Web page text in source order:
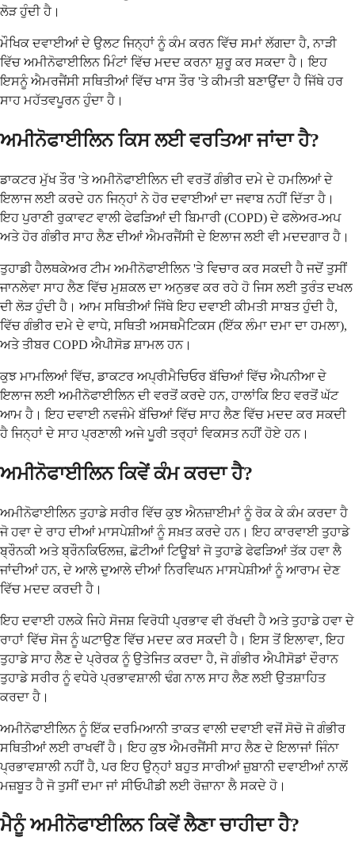
ਲੋੜ ਹੁੰਦੀ ਹੈ।
ਮੌਖਿਕ ਦਵਾਈਆਂ ਦੇ ਉਲਟ ਜਿਨ੍ਹਾਂ ਨੂੰ ਕੰਮ ਕਰਨ ਵਿੱਚ ਸਮਾਂ ਲੱਗਦਾ ਹੈ, ਨਾੜੀ
ਵਿੱਚ ਅਮੀਨੋਫਾਈਲਿਨ ਮਿੰਟਾਂ ਵਿੱਚ ਮਦਦ ਕਰਨਾ ਸ਼ੁਰੂ ਕਰ ਸਕਦਾ ਹੈ। ਇਹ
ਇਸਨੂੰ ਐਮਰਜੈਂਸੀ ਸਥਿਤੀਆਂ ਵਿੱਚ ਖਾਸ ਤੌਰ 'ਤੇ ਕੀਮਤੀ ਬਣਾਉਂਦਾ ਹੈ ਜਿੱਥੇ ਹਰ
ਸਾਹ ਮਹੱਤਵਪੂਰਨ ਹੁੰਦਾ ਹੈ।
ਅਮੀਨੋਫਾਈਲਿਨ ਕਿਸ ਲਈ ਵਰਤਿਆ ਜਾਂਦਾ ਹੈ?
ਡਾਕਟਰ ਮੁੱਖ ਤੌਰ 'ਤੇ ਅਮੀਨੋਫਾਈਲਿਨ ਦੀ ਵਰਤੋਂ ਗੰਭੀਰ ਦਮੇ ਦੇ ਹਮਲਿਆਂ ਦੇ
ਇਲਾਜ ਲਈ ਕਰਦੇ ਹਨ ਜਿਨ੍ਹਾਂ ਨੇ ਹੋਰ ਦਵਾਈਆਂ ਦਾ ਜਵਾਬ ਨਹੀਂ ਦਿੱਤਾ ਹੈ।
ਇਹ ਪੁਰਾਣੀ ਰੁਕਾਵਟ ਵਾਲੀ ਫੇਫੜਿਆਂ ਦੀ ਬਿਮਾਰੀ (COPD) ਦੇ ਫਲੇਅਰ-ਅਪ
ਅਤੇ ਹੋਰ ਗੰਭੀਰ ਸਾਹ ਲੈਣ ਦੀਆਂ ਐਮਰਜੈਂਸੀ ਦੇ ਇਲਾਜ ਲਈ ਵੀ ਮਦਦਗਾਰ ਹੈ।
ਤੁਹਾਡੀ ਹੈਲਥਕੇਅਰ ਟੀਮ ਅਮੀਨੋਫਾਈਲਿਨ 'ਤੇ ਵਿਚਾਰ ਕਰ ਸਕਦੀ ਹੈ ਜਦੋਂ ਤੁਸੀਂ
ਜਾਨਲੇਵਾ ਸਾਹ ਲੈਣ ਵਿੱਚ ਮੁਸ਼ਕਲ ਦਾ ਅਨੁਭਵ ਕਰ ਰਹੇ ਹੋ ਜਿਸ ਲਈ ਤੁਰੰਤ ਦਖਲ
ਦੀ ਲੋੜ ਹੁੰਦੀ ਹੈ। ਆਮ ਸਥਿਤੀਆਂ ਜਿੱਥੇ ਇਹ ਦਵਾਈ ਕੀਮਤੀ ਸਾਬਤ ਹੁੰਦੀ ਹੈ,
ਵਿੱਚ ਗੰਭੀਰ ਦਮੇ ਦੇ ਵਾਧੇ, ਸਥਿਤੀ ਅਸਥਮੈਟਿਕਸ (ਇੱਕ ਲੰਮਾ ਦਮਾ ਦਾ ਹਮਲਾ),
ਅਤੇ ਤੀਬਰ COPD ਐਪੀਸੋਡ ਸ਼ਾਮਲ ਹਨ।
ਕੁਝ ਮਾਮਲਿਆਂ ਵਿੱਚ, ਡਾਕਟਰ ਅਪ੍ਰੀਮੈਚਿਓਰ ਬੱਚਿਆਂ ਵਿੱਚ ਐਪਨੀਆ ਦੇ
ਇਲਾਜ ਲਈ ਅਮੀਨੋਫਾਈਲਿਨ ਦੀ ਵਰਤੋਂ ਕਰਦੇ ਹਨ, ਹਾਲਾਂਕਿ ਇਹ ਵਰਤੋਂ ਘੱਟ
ਆਮ ਹੈ। ਇਹ ਦਵਾਈ ਨਵਜੰਮੇ ਬੱਚਿਆਂ ਵਿੱਚ ਸਾਹ ਲੈਣ ਵਿੱਚ ਮਦਦ ਕਰ ਸਕਦੀ
ਹੈ ਜਿਨ੍ਹਾਂ ਦੇ ਸਾਹ ਪ੍ਰਣਾਲੀ ਅਜੇ ਪੂਰੀ ਤਰ੍ਹਾਂ ਵਿਕਸਤ ਨਹੀਂ ਹੋਏ ਹਨ।
ਅਮੀਨੋਫਾਈਲਿਨ ਕਿਵੇਂ ਕੰਮ ਕਰਦਾ ਹੈ?
ਅਮੀਨੋਫਾਈਲਿਨ ਤੁਹਾਡੇ ਸਰੀਰ ਵਿੱਚ ਕੁਝ ਐਨਜ਼ਾਈਮਾਂ ਨੂੰ ਰੋਕ ਕੇ ਕੰਮ ਕਰਦਾ ਹੈ
ਜੋ ਹਵਾ ਦੇ ਰਾਹ ਦੀਆਂ ਮਾਸਪੇਸ਼ੀਆਂ ਨੂੰ ਸਖ਼ਤ ਕਰਦੇ ਹਨ। ਇਹ ਕਾਰਵਾਈ ਤੁਹਾਡੇ
ਬ੍ਰੌਨਕੀ ਅਤੇ ਬ੍ਰੌਨਕਿਓਲਜ਼, ਛੋਟੀਆਂ ਟਿਊਬਾਂ ਜੋ ਤੁਹਾਡੇ ਫੇਫੜਿਆਂ ਤੱਕ ਹਵਾ ਲੈ
ਜਾਂਦੀਆਂ ਹਨ, ਦੇ ਆਲੇ ਦੁਆਲੇ ਦੀਆਂ ਨਿਰਵਿਘਨ ਮਾਸਪੇਸ਼ੀਆਂ ਨੂੰ ਆਰਾਮ ਦੇਣ
ਵਿੱਚ ਮਦਦ ਕਰਦੀ ਹੈ।
ਇਹ ਦਵਾਈ ਹਲਕੇ ਜਿਹੇ ਸੋਜਸ਼ ਵਿਰੋਧੀ ਪ੍ਰਭਾਵ ਵੀ ਰੱਖਦੀ ਹੈ ਅਤੇ ਤੁਹਾਡੇ ਹਵਾ ਦੇ
ਰਾਹਾਂ ਵਿੱਚ ਸੋਜ ਨੂੰ ਘਟਾਉਣ ਵਿੱਚ ਮਦਦ ਕਰ ਸਕਦੀ ਹੈ। ਇਸ ਤੋਂ ਇਲਾਵਾ, ਇਹ
ਤੁਹਾਡੇ ਸਾਹ ਲੈਣ ਦੇ ਪ੍ਰੇਰਕ ਨੂੰ ਉਤੇਜਿਤ ਕਰਦਾ ਹੈ, ਜੋ ਗੰਭੀਰ ਐਪੀਸੋਡਾਂ ਦੌਰਾਨ
ਤੁਹਾਡੇ ਸਰੀਰ ਨੂੰ ਵਧੇਰੇ ਪ੍ਰਭਾਵਸ਼ਾਲੀ ਢੰਗ ਨਾਲ ਸਾਹ ਲੈਣ ਲਈ ਉਤਸ਼ਾਹਿਤ
ਕਰਦਾ ਹੈ।
ਅਮੀਨੋਫਾਈਲਿਨ ਨੂੰ ਇੱਕ ਦਰਮਿਆਨੀ ਤਾਕਤ ਵਾਲੀ ਦਵਾਈ ਵਜੋਂ ਸੋਚੋ ਜੋ ਗੰਭੀਰ
ਸਥਿਤੀਆਂ ਲਈ ਰਾਖਵੀਂ ਹੈ। ਇਹ ਕੁਝ ਐਮਰਜੈਂਸੀ ਸਾਹ ਲੈਣ ਦੇ ਇਲਾਜਾਂ ਜਿੰਨਾ
ਪ੍ਰਭਾਵਸ਼ਾਲੀ ਨਹੀਂ ਹੈ, ਪਰ ਇਹ ਉਨ੍ਹਾਂ ਬਹੁਤ ਸਾਰੀਆਂ ਜ਼ੁਬਾਨੀ ਦਵਾਈਆਂ ਨਾਲੋਂ
ਮਜ਼ਬੂਤ ਹੈ ਜੋ ਤੁਸੀਂ ਦਮਾ ਜਾਂ ਸੀਓਪੀਡੀ ਲਈ ਰੋਜ਼ਾਨਾ ਲੈ ਸਕਦੇ ਹੋ।
ਮੈਨੂੰ ਅਮੀਨੋਫਾਈਲਿਨ ਕਿਵੇਂ ਲੈਣਾ ਚਾਹੀਦਾ ਹੈ?